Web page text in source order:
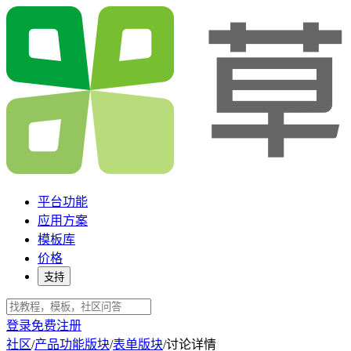
平台功能
应用方案
模板库
价格
支持
登录免费注册
社区/产品功能版块/表单版块/讨论详情